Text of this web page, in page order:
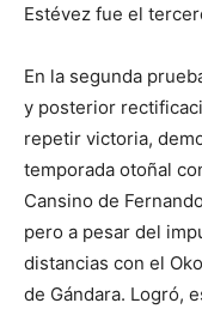
Estévez fue el
En la segunda
y posterior
repetir victoria,
temporada otoñal
Cansino de
pero a pesar del
distancias con el
de Gándara. Logró,